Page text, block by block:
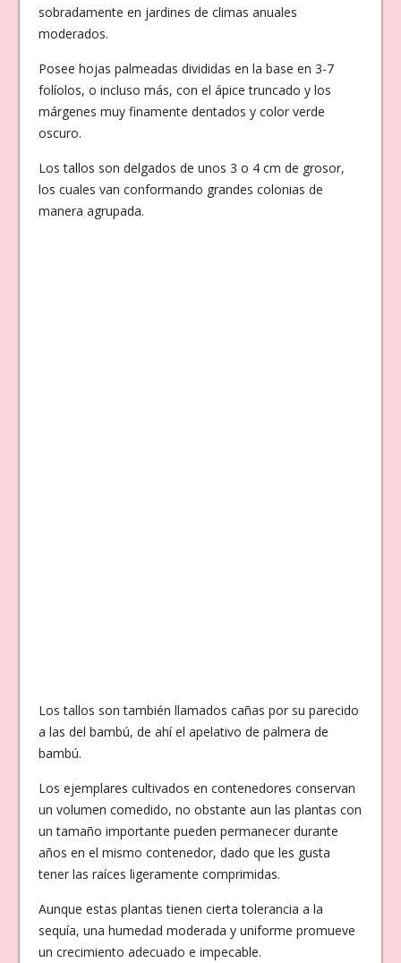
sobradamente en jardines de climas anuales
moderados.
Posee hojas palmeadas divididas en la base en 3-7
folíolos, o incluso más, con el ápice truncado y los
márgenes muy finamente dentados y color verde
oscuro.
Los tallos son delgados de unos 3 o 4 cm de grosor,
los cuales van conformando grandes colonias de
manera agrupada.
Los tallos son también llamados cañas por su parecido
a las del bambú, de ahí el apelativo de palmera de
bambú.
Los ejemplares cultivados en contenedores conservan
un volumen comedido, no obstante aun las plantas con
un tamaño importante pueden permanecer durante
años en el mismo contenedor, dado que les gusta
tener las raíces ligeramente comprimidas.
Aunque estas plantas tienen cierta tolerancia a la
sequía, una humedad moderada y uniforme promueve
un crecimiento adecuado e impecable.